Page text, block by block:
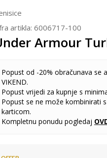
artikla: 6006717-100
Armour
Popust od -20% obračunava se
VIKEND.
Popust vrijedi za kupnje s
Popust se ne može kombinirati
karticom.
Kompletnu ponudu pogledaj